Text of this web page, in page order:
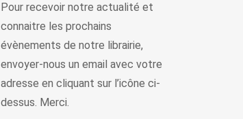
Pour recevoir notre actualité et
connaitre les prochains
évènements de notre librairie,
envoyer-nous un email avec votre
adresse en cliquant sur l’icône ci-
dessus. Merci.